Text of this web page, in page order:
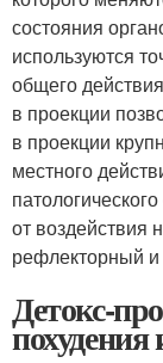
состояния
используются
общего
в проекции
в проекции
местного
от воздействия
рефлекторный
Детокс-